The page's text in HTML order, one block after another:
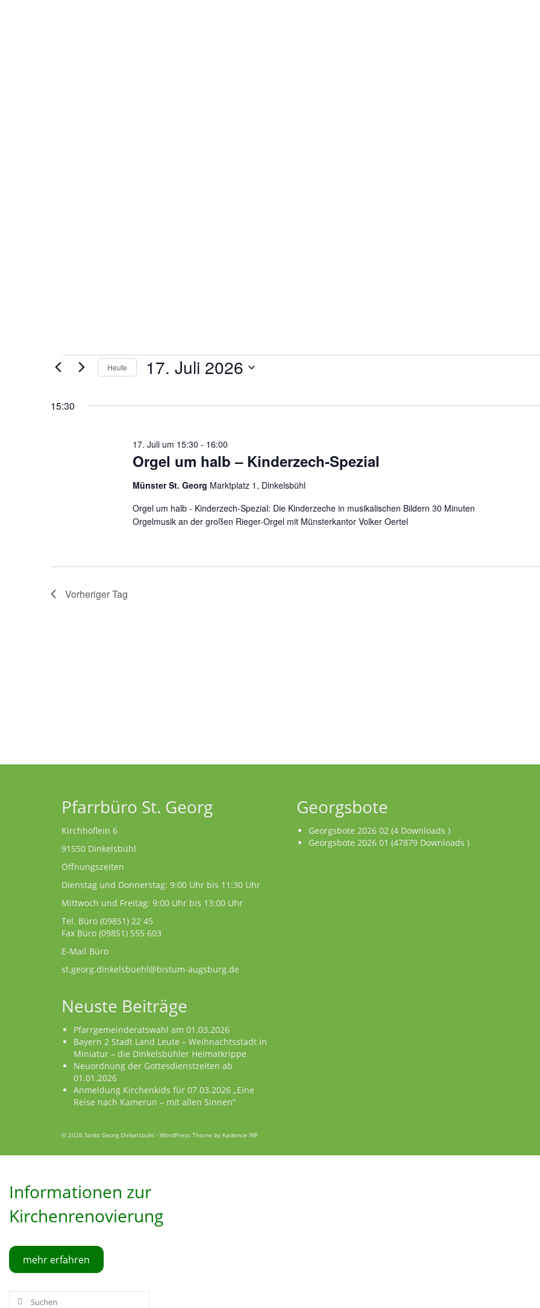
Veranstaltungen
17.
Heute 17. Juli 2026
15:30
Orgel um halb – Kinderzech-Spezial
17. Juli um 15:30 - 16:00
Münster St. Georg Marktplatz 1, Dinkelsbühl
Orgel um halb - Kinderzech-Spezial: Die Kinderzeche in musikalischen Bildern 30 Minuten
Orgelmusik an der großen Rieger-Orgel mit Münsterkantor Volker Oertel
Vorheriger Tag
Pfarrbüro St. Georg
Kirchhöflein 6
91550 Dinkelsbühl
Öffnungszeiten
Dienstag und Donnerstag: 9:00 Uhr bis 11:30 Uhr
Mittwoch und Freitag: 9:00 Uhr bis 13:00 Uhr
Tel. Büro (09851) 22 45
Fax Büro (09851) 555 603
E-Mail Büro
st.georg.dinkelsbuehl@bistum-augsburg.de
Neuste Beiträge
Pfarrgemeinderatswahl am 01.03.2026
Bayern 2 Stadt Land Leute – Weihnachtsstadt in
Miniatur – die Dinkelsbühler Heimatkrippe
Neuordnung der Gottesdienstzeiten ab
01.01.2026
Anmeldung Kirchenkids für 07.03.2026 „Eine
Reise nach Kamerun – mit allen Sinnen“
Georgsbote
Georgsbote 2026 02 (4 Downloads )
Georgsbote 2026 01 (47879 Downloads )
© 2026 Sankt Georg Dinkelsbühl - WordPress Theme by Kadence WP
Informationen zur
Kirchenrenovierung
mehr erfahren
Suche